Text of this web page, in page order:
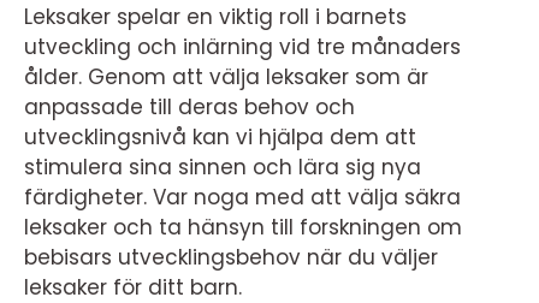
Leksaker spelar en viktig roll i barnets
utveckling och inlärning vid tre månaders
ålder. Genom att välja leksaker som är
anpassade till deras behov och
utvecklingsnivå kan vi hjälpa dem att
stimulera sina sinnen och lära sig nya
färdigheter. Var noga med att välja säkra
leksaker och ta hänsyn till forskningen om
bebisars utvecklingsbehov när du väljer
leksaker för ditt barn.